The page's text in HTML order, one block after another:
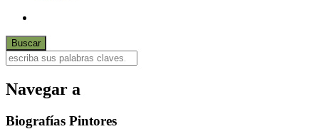
Navegar a
Biografías Pintores